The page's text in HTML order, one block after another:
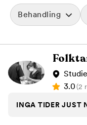
Behandling
3.0(2
INGA TIDER JUST